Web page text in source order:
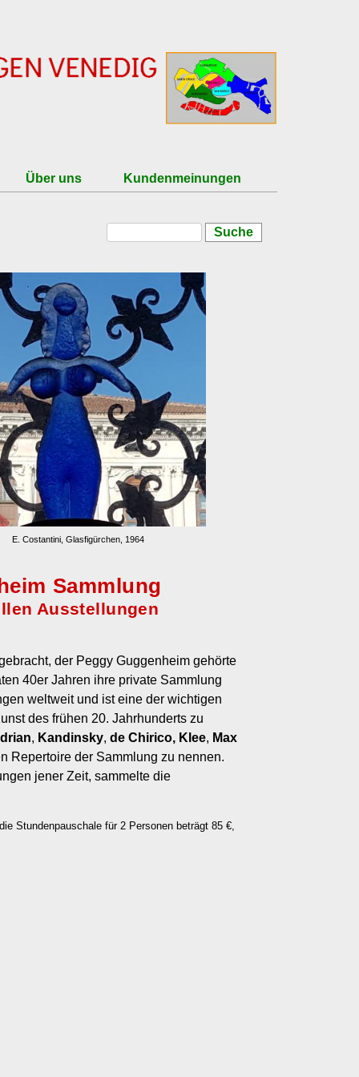
Über uns Kundenmeinungen
Suchformular
Suche
E. Costantini, Glasfigürchen, 1964
Sammlung
Ausstellungen
der Peggy Guggenheim gehörte
40er Jahren ihre private Sammlung
weltweit und ist eine der wichtigen
des frühen 20. Jahrhunderts zu
, Kandinsky, de Chirico, Klee, Max
Repertoire der Sammlung zu nennen.
jener Zeit, sammelte die
Stundenpauschale für 2 Personen beträgt 85 €,